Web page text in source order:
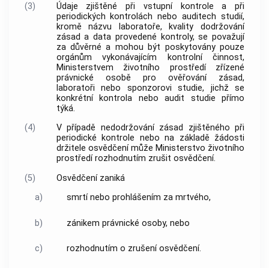
(3)
Údaje zjištěné při vstupní kontrole a při
periodických kontrolách nebo auditech studií,
kromě názvu laboratoře, kvality dodržování
zásad a data provedené kontroly, se považují
za důvěrné a mohou být poskytovány pouze
orgánům vykonávajícím kontrolní činnost,
Ministerstvem životního prostředí zřízené
právnické osobě pro ověřování zásad,
laboratoři nebo sponzorovi studie, jichž se
konkrétní kontrola nebo audit studie přímo
týká.
(4)
V případě nedodržování zásad zjištěného při
periodické kontrole nebo na základě žádosti
držitele osvědčení může Ministerstvo životního
prostředí rozhodnutím zrušit osvědčení.
(5)
Osvědčení zaniká
a)
smrtí nebo prohlášením za mrtvého,
b) zánikem právnické osoby, nebo
c) rozhodnutím o zrušení osvědčení.